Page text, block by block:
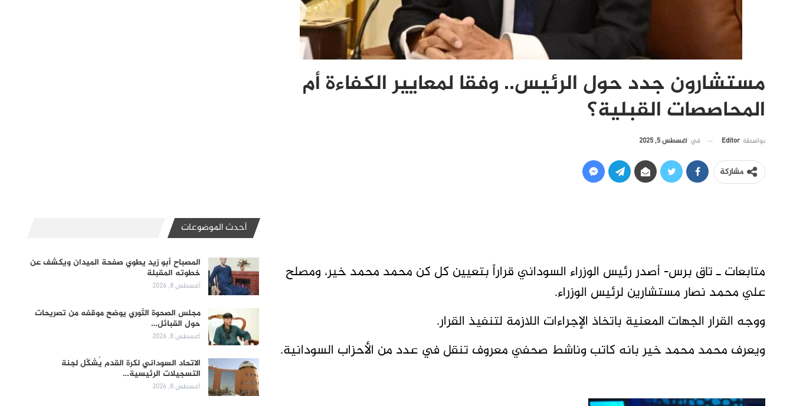
مستشارون جدد حول الرئيس.. وفقا لمعايير الكفاءة أم
المحاصصات القبلية؟
بواسطة Editor في أغسطس 5, 2025
مشاركة
متابعات ـ تاق برس- أصدر رئيس الوزراء السوداني قراراً بتعيين كل كن محمد محمد خير، ومصلح
علي محمد نصار مستشارين لرئيس الوزراء.
ووجه القرار الجهات المعنية باتخاذ الإجراءات اللازمة لتنفيذ القرار.
ويعرف محمد محمد خير بانه كاتب وناشط صحفي معروف تنقل في عدد من الأحزاب السودانية.
أحدث الموضوعات
المصباح أبو زيد يطوي صفحة الميدان ويكشف عن
خطوته المقبلة
أغسطس 8, 2026
مجلس الصحوة الثوري يوضح موقفه من تصريحات
حول القبائل…
أغسطس 8, 2026
الاتحاد السوداني لكرة القدم يُشكّل لجنة
التسجيلات الرئيسية…
أغسطس 8, 2026